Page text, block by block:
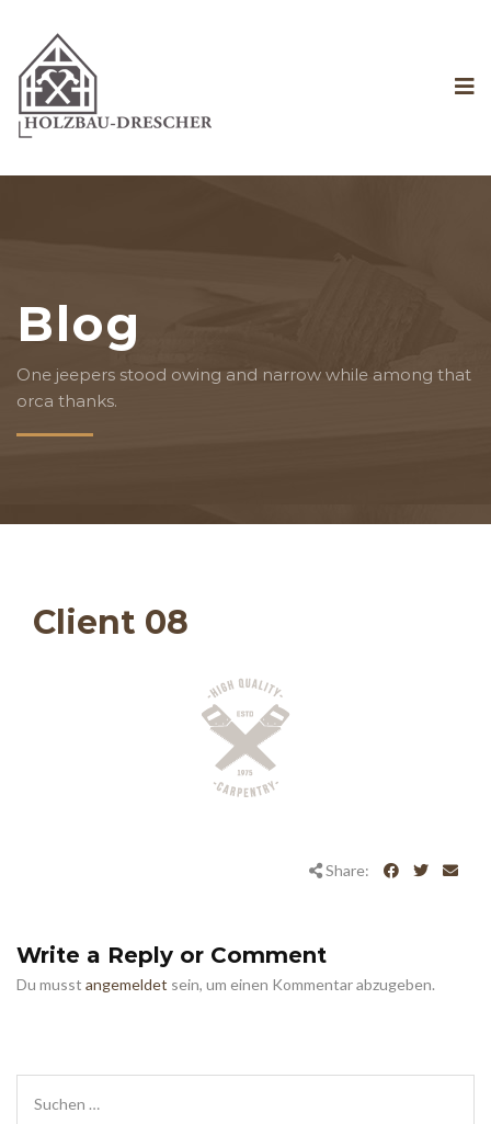
Blog
One jeepers stood owing and narrow while among that
orca thanks.
Client 08
Share:
Write a Reply or Comment
Du musst angemeldet sein, um einen Kommentar abzugeben.